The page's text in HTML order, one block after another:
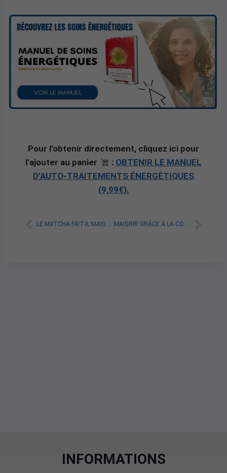
Pour l’obtenir directement, cliquez ici pour
l’ajouter au panier
: OBTENIR LE MANUEL
D’AUTO-TRAITEMENTS ÉNERGÉTIQUES
(9,99€).
LE MATCHA FAIT-IL MAIGRIR ? MAIGRIR GRÂCE À LA COHÉRENCE CARDIAQUE : TOUT SAVOIR
INFORMATIONS